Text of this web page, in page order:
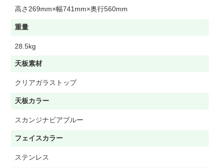
高さ269mm×幅741mm×奥行560mm
重量
28.5kg
天板素材
クリアガラストップ
天板カラー
スカンジナビアブルー
フェイスカラー
ステンレス